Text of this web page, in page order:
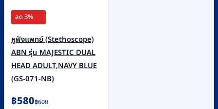
ลด 3%
หูฟังแพทย์ (Stethoscope)
ABN รุ่น MAJESTIC DUAL
HEAD ADULT,NAVY BLUE
(GS-071-NB)
฿600
Original
฿580
Current